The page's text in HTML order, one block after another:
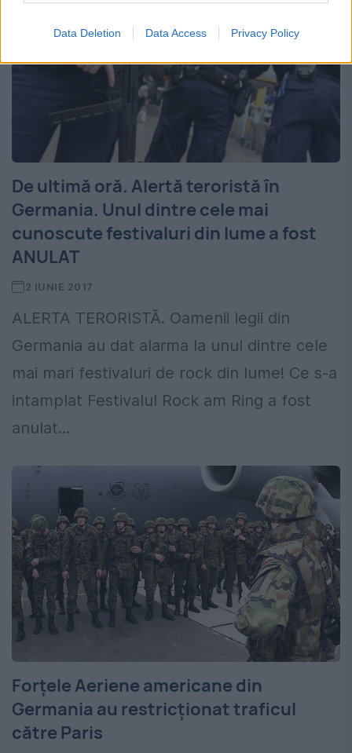
Data Deletion Data Access Privacy Policy
De ultimă oră. Alertă teroristă în
Germania. Unul dintre cele mai
cunoscute festivaluri din lume a fost
ANULAT
2 IUNIE 2017
ALERTA TERORISTĂ. Oamenii legii din
Germania au dat alarma la unul dintre cele
mai mari festivaluri de rock din lume! Ce s-a
intamplat Festivalul Rock am Ring a fost
anulat...
Forţele Aeriene americane din
Germania au restricţionat traficul
către Paris